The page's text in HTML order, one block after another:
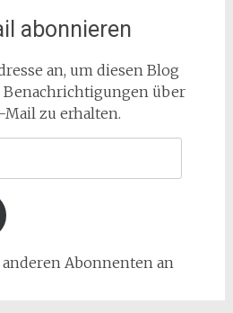
abonnieren
an, um diesen Blog
über
Mail zu erhalten.
anderen Abonnenten an